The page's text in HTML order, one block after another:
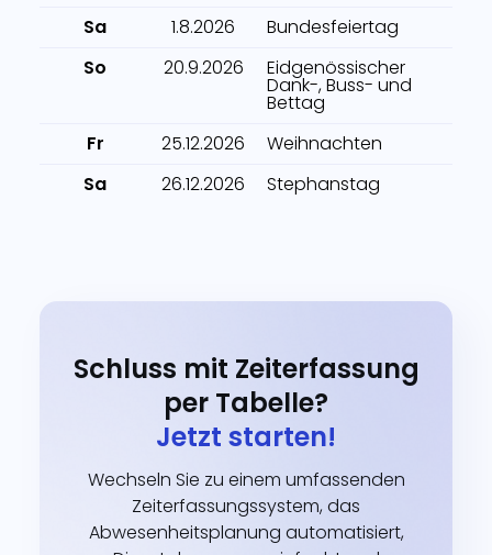
Sa
1.8.2026
Bundesfeiertag
So
20.9.2026 Eidgenössischer
Dank-, Buss- und
Bettag
Fr
25.12.2026
Weihnachten
Sa
26.12.2026 Stephanstag
Schluss mit Zeiterfassung
per Tabelle?
Jetzt starten!
Wechseln Sie zu einem umfassenden
Zeiterfassungssystem, das
Abwesenheitsplanung automatisiert,